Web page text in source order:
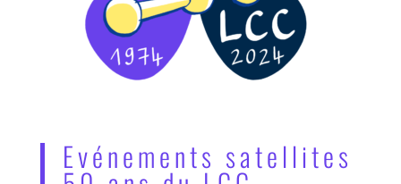
Evénements satellites